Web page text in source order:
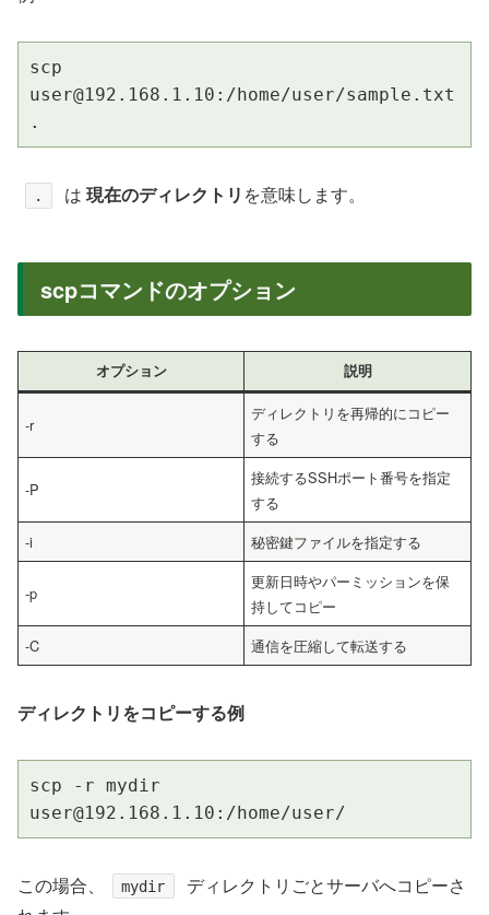
scp
user@192.168.1.10:/home/user/sample.txt
.
. は 現在のディレクトリ を意味します。
scpコマンドのオプション
オプション 説明
-r
ディレクトリを再帰的にコピー
する
-P
接続するSSHポート番号を指定
する
-i
秘密鍵ファイルを指定する
-p
更新日時やパーミッションを保
持してコピー
-C
通信を圧縮して転送する
ディレクトリをコピーする例
scp -r mydir
user@192.168.1.10:/home/user/
この場合、 mydir
ディレクトリごとサーバへコピーさ